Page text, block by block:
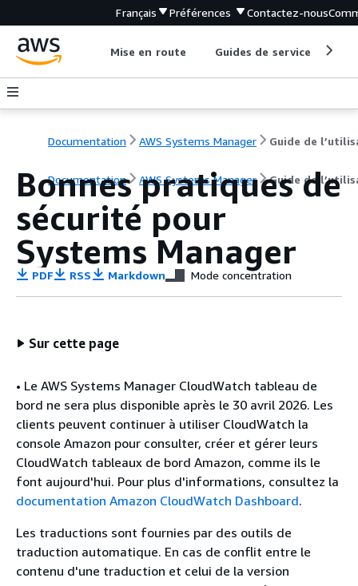
Français Préférences Contactez-nous
Mise en route Guides de service
Documentation AWS Systems Manager
Documentation AWS Systems Manager Guide de
Bonnes pratiques de
sécurité pour
Systems Manager
PDF RSS Markdown Mode concentration
Sur cette page
• Le AWS Systems Manager CloudWatch tableau de
bord ne sera plus disponible après le 30 avril 2026. Les
clients peuvent continuer à utiliser CloudWatch la
console Amazon pour consulter, créer et gérer leurs
CloudWatch tableaux de bord Amazon, comme ils le
font aujourd'hui. Pour plus d'informations, consultez la
documentation Amazon CloudWatch Dashboard.
Les traductions sont fournies par des outils de
traduction automatique. En cas de conflit entre le
contenu d'une traduction et celui de la version